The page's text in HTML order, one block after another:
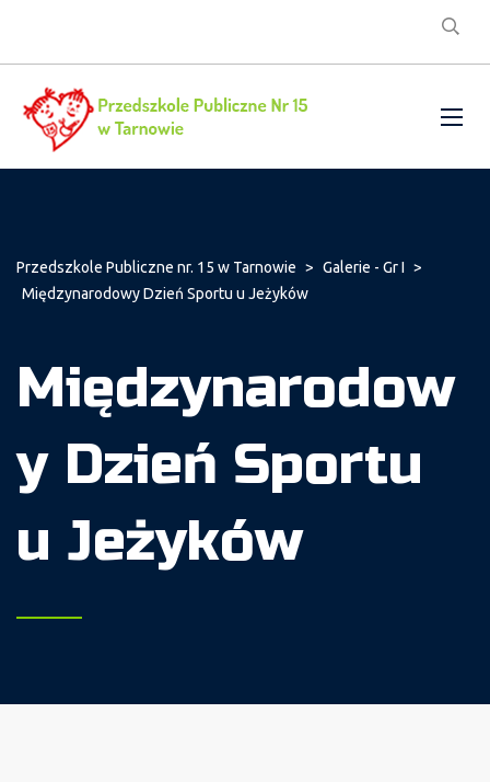
Przedszkole Publiczne nr. 15 w Tarnowie > Galerie - Gr I >
Międzynarodowy Dzień Sportu u Jeżyków
Międzynarodow
y Dzień Sportu
u Jeżyków